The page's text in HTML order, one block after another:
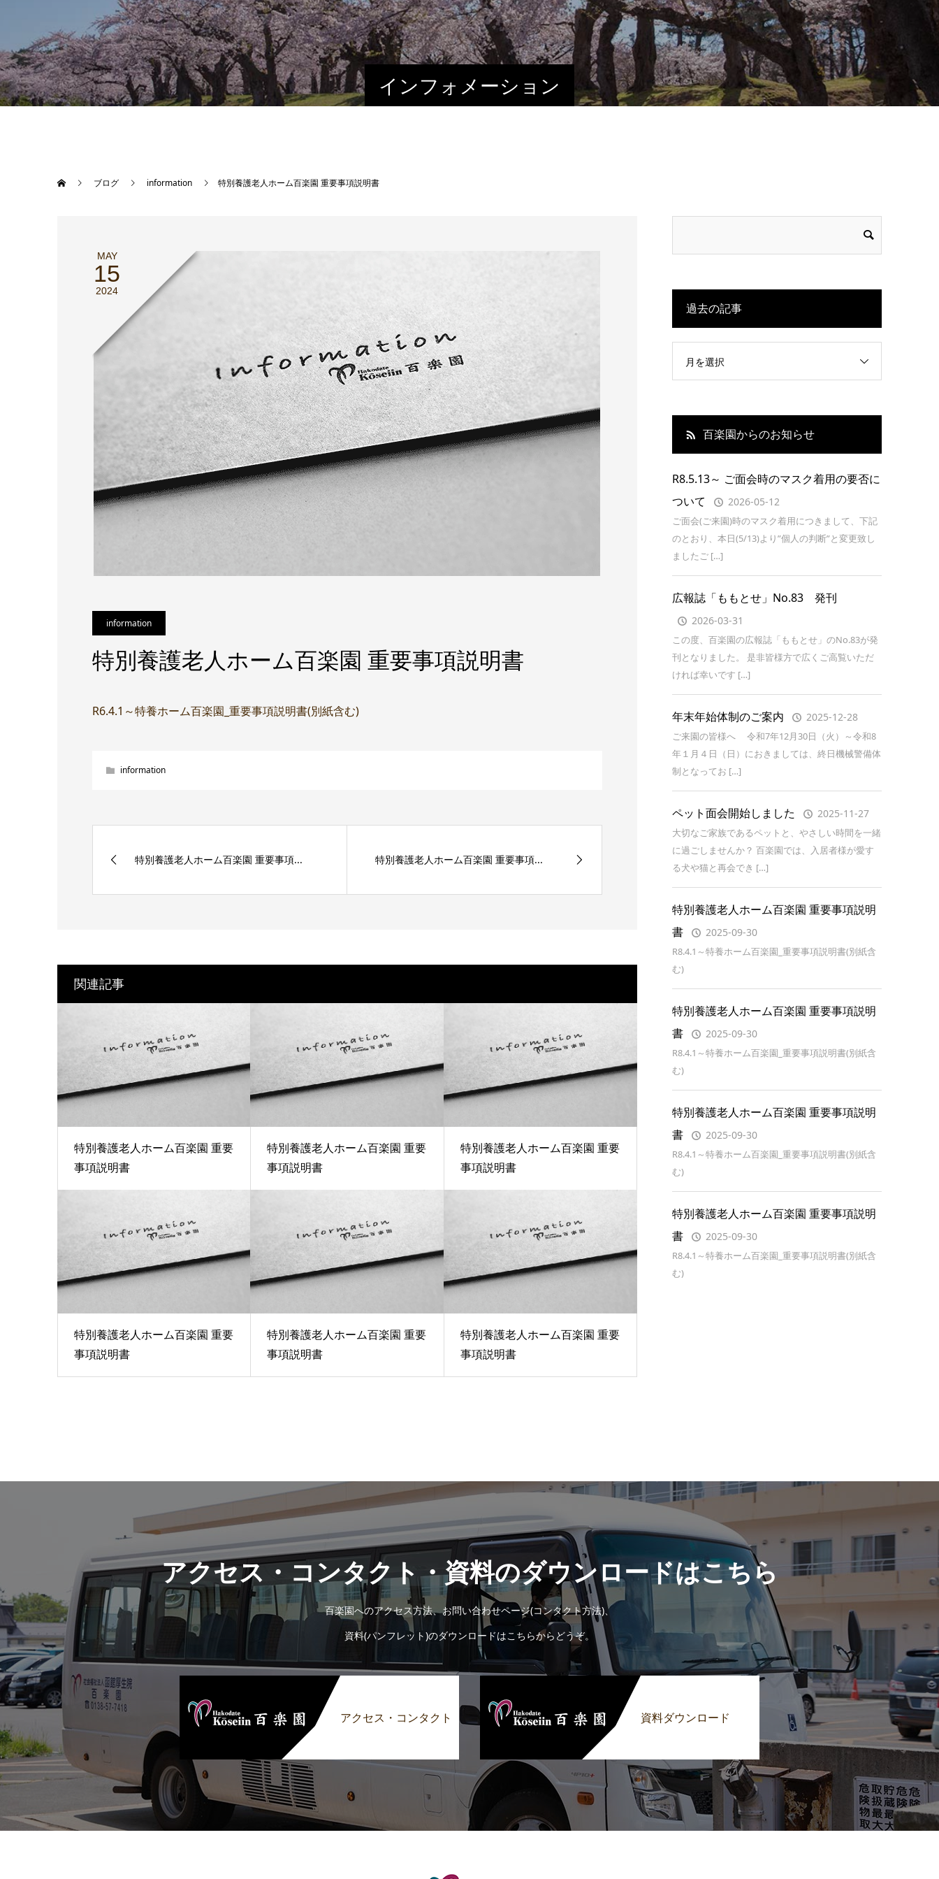
インフォメーション
ブログ information 特別養護老人ホーム百楽園 重要事項説明書
MAY
15
2024
information
特別養護老人ホーム百楽園 重要事項説明書
R6.4.1～特養ホーム百楽園_重要事項説明書(別紙含む)
information
特別養護老人ホーム百楽園 重要事項... 特別養護老人ホーム百楽園 重要事項...
関連記事
特別養護老人ホーム百楽園 重要
事項説明書
特別養護老人ホーム百楽園 重要
事項説明書
特別養護老人ホーム百楽園 重要
事項説明書
特別養護老人ホーム百楽園 重要
事項説明書
特別養護老人ホーム百楽園 重要
事項説明書
特別養護老人ホーム百楽園 重要
事項説明書
過去の記事
月を選択
百楽園からのお知らせ
R8.5.13～ ご面会時のマスク着用の要否に
ついて
2026-05-12
ご面会(ご来園)時のマスク着用につきまして、下記
のとおり、本日(5/13)より”個人の判断”と変更致し
ましたご […]
広報誌「ももとせ」No.83 発刊
2026-03-31
この度、百楽園の広報誌「ももとせ」のNo.83が発
刊となりました。 是非皆様方で広くご高覧いただ
ければ幸いです […]
年末年始体制のご案内 2025-12-28
ご来園の皆様へ 令和7年12月30日（火）～令和8
年１月４日（日）におきましては、終日機械警備体
制となってお […]
ペット面会開始しました 2025-11-27
大切なご家族であるペットと、やさしい時間を一緒
に過ごしませんか？ 百楽園では、入居者様が愛す
る犬や猫と再会でき […]
特別養護老人ホーム百楽園 重要事項説明
書
2025-09-30
R8.4.1～特養ホーム百楽園_重要事項説明書(別紙含
む)
特別養護老人ホーム百楽園 重要事項説明
書
2025-09-30
R8.4.1～特養ホーム百楽園_重要事項説明書(別紙含
む)
特別養護老人ホーム百楽園 重要事項説明
書
2025-09-30
R8.4.1～特養ホーム百楽園_重要事項説明書(別紙含
む)
特別養護老人ホーム百楽園 重要事項説明
書
2025-09-30
R8.4.1～特養ホーム百楽園_重要事項説明書(別紙含
む)
アクセス・コンタクト・資料のダウンロードはこちら
百楽園へのアクセス方法、お問い合わせページ(コンタクト方法)、
資料(パンフレット)のダウンロードはこちらからどうぞ。
アクセス・コンタクト 資料ダウンロード